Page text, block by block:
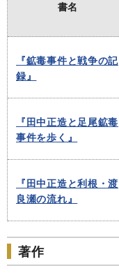
書名
『鉱毒事件と戦争の記
録』
『田中正造と足尾鉱毒
事件を歩く』
『田中正造と利根・渡
良瀬の流れ』
著作